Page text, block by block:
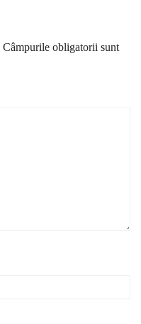
Câmpurile obligatorii sunt